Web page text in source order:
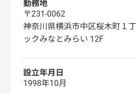
勤務地
〒231-0062
神奈川県横浜市中区桜木町１
ックみなとみらい 12F
設立年月日
1998年10月